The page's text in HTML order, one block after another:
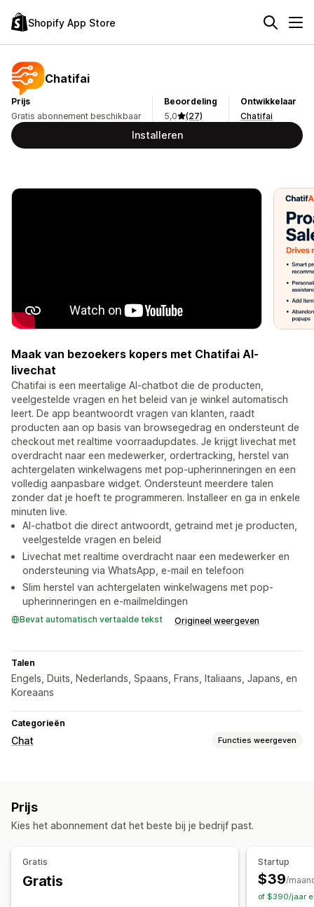
Shopify App Store
Chatifai
Prijs
Gratis abonnement beschikbaar
Beoordeling
5,0
(27)
Ontwikkelaar
Chatifai
Installeren
Maak van bezoekers kopers met Chatifai AI-
livechat
Chatifai is een meertalige AI-chatbot die de producten,
veelgestelde vragen en het beleid van je winkel automatisch
leert. De app beantwoordt vragen van klanten, raadt
producten aan op basis van browsegedrag en ondersteunt de
checkout met realtime voorraadupdates. Je krijgt livechat met
overdracht naar een medewerker, ordertracking, herstel van
achtergelaten winkelwagens met pop-upherinneringen en een
volledig aanpasbare widget. Ondersteunt meerdere talen
zonder dat je hoeft te programmeren. Installeer en ga in enkele
minuten live.
AI-chatbot die direct antwoordt, getraind met je producten,
veelgestelde vragen en beleid
Livechat met realtime overdracht naar een medewerker en
ondersteuning via WhatsApp, e-mail en telefoon
Slim herstel van achtergelaten winkelwagens met pop-
upherinneringen en e-mailmeldingen
Bevat automatisch vertaalde tekst Origineel weergeven
Talen
Engels, Duits, Nederlands, Spaans, Frans, Italiaans, Japans, en
Koreaans
Categorieën
Chat Functies weergeven
Pushmeldingen
Verzendmeldingen
Prijs
Kies het abonnement dat het beste bij je bedrijf past.
Gratis
Gratis
Startup
$39/
of $390/jaar